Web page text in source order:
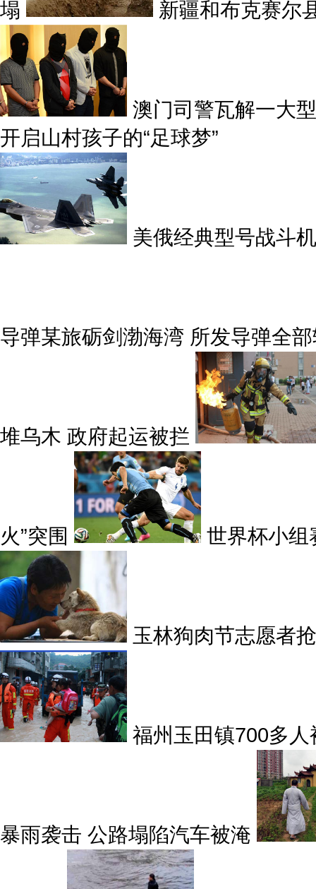
塌 新疆和布克赛尔
澳门司警瓦解一大
开启山村孩子的“足球梦”
美俄经典型号战斗
导弹某旅砺剑渤海湾 所发导弹全
堆乌木 政府起运被拦
火”突围 世界杯小组
玉林狗肉节志愿者
福州玉田镇700多
暴雨袭击 公路塌陷汽车被淹